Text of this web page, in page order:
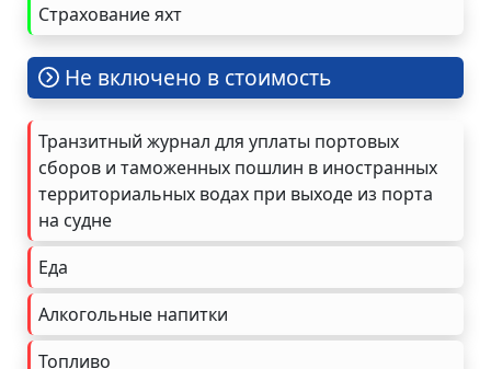
Страхование яхт
Не включено в стоимость
Транзитный журнал для уплаты портовых
сборов и таможенных пошлин в иностранных
территориальных водах при выходе из порта
на судне
Еда
Алкогольные напитки
Топливо